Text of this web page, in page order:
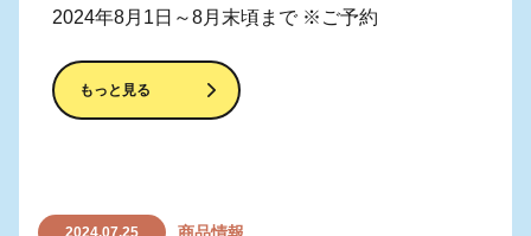
2024年8月1日～8月末頃まで ※ご予約
もっと見る